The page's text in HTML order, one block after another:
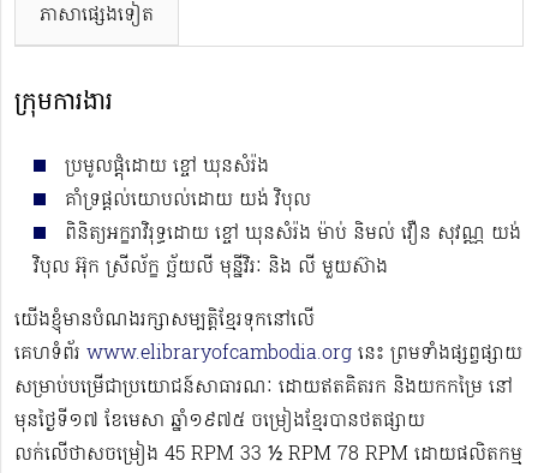
ភាសាផ្សេងទៀត
ក្រុមការងារ
ប្រមូលផ្ដុំដោយ ខ្ចៅ ឃុនសំរ៉ង
គាំទ្រផ្ដល់យោបល់ដោយ យង់ វិបុល
ពិនិត្យអក្ខរាវិរុទ្ធដោយ ខ្ចៅ ឃុនសំរ៉ង ម៉ាប់ និមល់ វឿន សុវណ្ណ យង់
វិបុល អ៊ុក​ ស្រីល័ក្ខ ច្ឆ័យលី មុន្នីវិរៈ និង លី មួយស៊ាង
យើងខ្ញុំមានបំណងរក្សាសម្បត្តិខ្មែរទុកនៅលើ
គេហទំព័រ www.elibraryofcambodia.org នេះ ព្រមទាំងផ្សព្វផ្សាយ
សម្រាប់បម្រើជាប្រយោជន៍សាធារណៈ ដោយឥតគិតរក និងយកកម្រៃ នៅ
មុនថ្ងៃទី១៧ ខែមេសា ឆ្នាំ១៩៧៥ ចម្រៀងខ្មែរបានថតផ្សាយ
លក់លើថាសចម្រៀង 45 RPM 33 ½ RPM 78 RPM​ ដោយផលិតកម្ម